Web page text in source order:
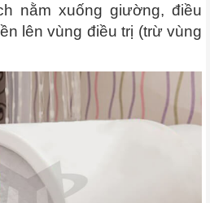
nằm xuống giường, điều
lên vùng điều trị (trừ vùng